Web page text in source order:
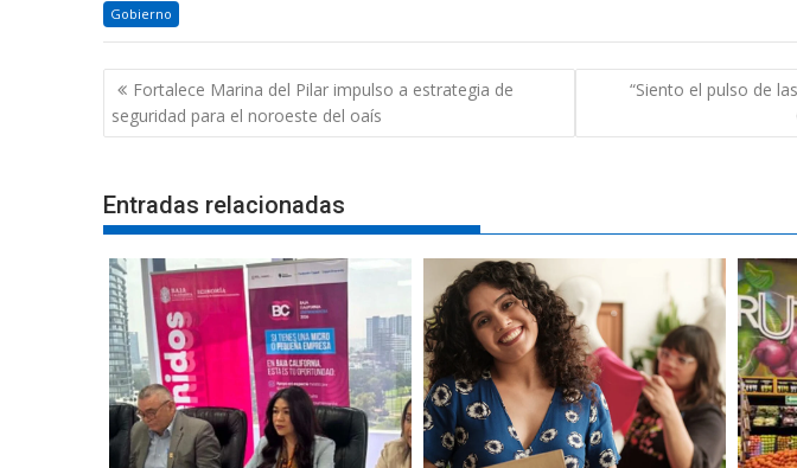
Gobierno
Navegación
de
entradas
Fortalece Marina del Pilar impulso a estrategia de
seguridad para el noroeste del oaís
“Siento el pulso de
Entradas relacionadas